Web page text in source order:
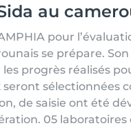
au
pour
se prépare.
progrès réalisés
seront sélectionnées
de saisie ont été
05